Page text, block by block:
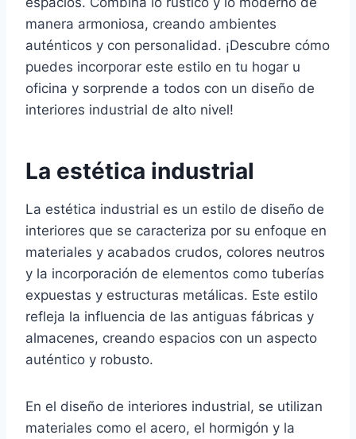
manera armoniosa, creando ambientes
auténticos y con personalidad. ¡Descubre cómo
puedes incorporar este estilo en tu hogar u
oficina y sorprende a todos con un diseño de
interiores industrial de alto nivel!
La estética industrial
La estética industrial es un estilo de diseño de
interiores que se caracteriza por su enfoque en
materiales y acabados crudos, colores neutros
y la incorporación de elementos como tuberías
expuestas y estructuras metálicas. Este estilo
refleja la influencia de las antiguas fábricas y
almacenes, creando espacios con un aspecto
auténtico y robusto.
En el diseño de interiores industrial, se utilizan
materiales como el acero, el hormigón y la